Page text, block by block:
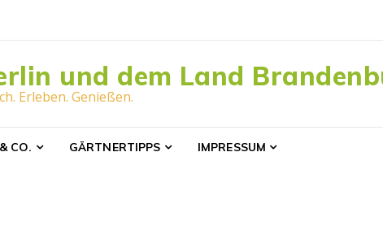
und dem Land
Erleben. Genießen.
CO. GÄRTNERTIPPS IMPRESSUM